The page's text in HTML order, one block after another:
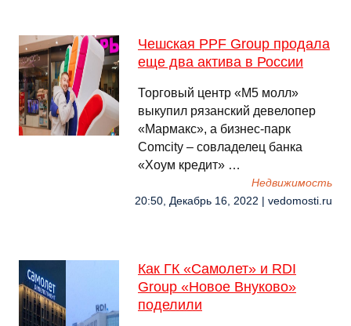
Чешская PPF Group продала
еще два актива в России
Торговый центр «М5 молл»
выкупил рязанский девелопер
«Мармакс», а бизнес-парк
Comcity – совладелец банка
«Хоум кредит» …
Недвижимость
20:50, Декабрь 16, 2022 | vedomosti.ru
Как ГК «Самолет» и RDI
Group «Новое Внуково»
поделили